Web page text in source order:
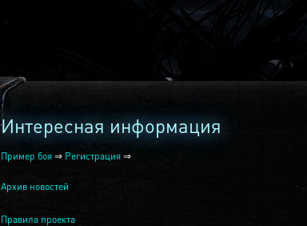
2240
Интересная информация
Пример боя ⇒ Регистрация ⇒
Архив новостей
Правила проекта